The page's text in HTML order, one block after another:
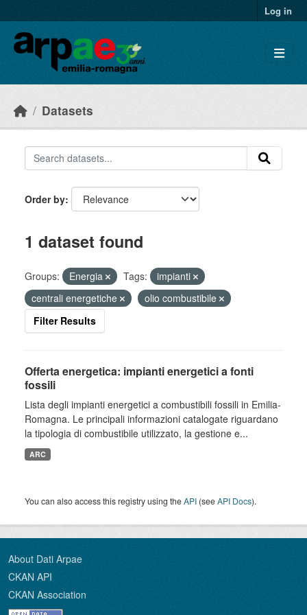
Log in
Datasets
Order by
1 dataset found
Groups: Energia Tags:
impianti
centrali energetiche
olio combustibile
Filter Results
Offerta energetica: impianti energetici a fonti
fossili
Lista degli impianti energetici a combustibili fossili in Emilia-
Romagna. Le principali informazioni catalogate riguardano
la tipologia di combustibile utilizzato, la gestione e...
ARC
You can also access this registry using theAPI (seeAPI Docs).
About Dati Arpae
CKAN API
CKAN Association